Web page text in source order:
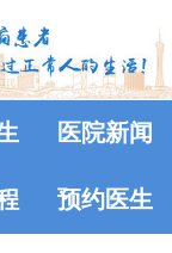
医院新闻
预约医生